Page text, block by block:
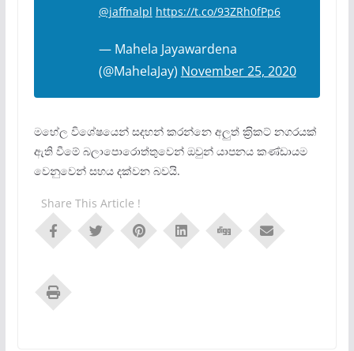
@jaffnalpl https://t.co/93ZRh0fPp6
— Mahela Jayawardena
(@MahelaJay) November 25, 2020
මහේල විශේෂයෙන් සදහන් කරන්නෙ අලුත් ක‍්‍රිකට් නගරයක්
ඇති වීමේ බලාපොරොත්තුවෙන් ඔවුන් යාපනය කණ්ඩායම
වෙනුවෙන් සහය දක්වන බවයි.
Share This Article !